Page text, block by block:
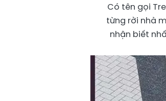
Có tên gọi
từng rời nhà
nhận biết